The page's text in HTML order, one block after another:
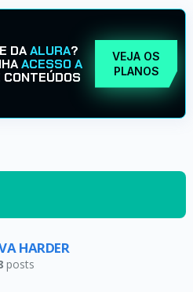
DAALURA?
ACESSO A
CONTEÚDOS
VEJA OS
PLANOS
HARDER
posts